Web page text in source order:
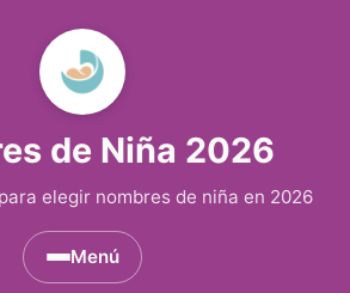
de Niña 2026
elegir nombres de niña en 2026
Menú